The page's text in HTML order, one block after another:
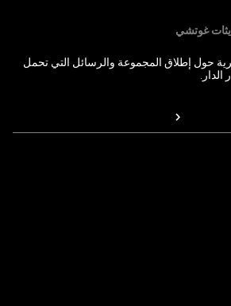
غوتشي
حول إطلاق المجموعة والرسائل التي تحمل